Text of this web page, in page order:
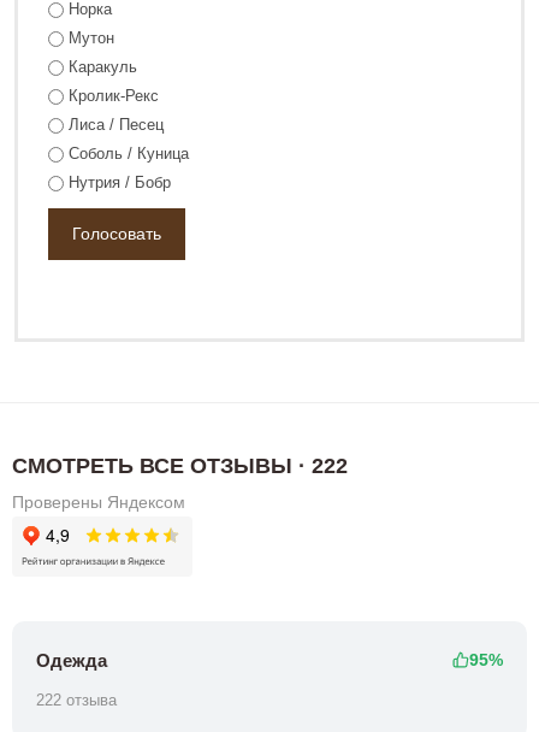
Норка
Мутон
Каракуль
Кролик-Рекс
Лиса / Песец
Соболь / Куница
Нутрия / Бобр
СМОТРЕТЬ ВСЕ ОТЗЫВЫ · 222
Проверены Яндексом
Одежда 95%
222 отзыва